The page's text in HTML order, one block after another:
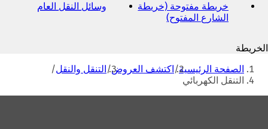
خريطة مفتوحة (خريطة
الشارع المفتوح)(
ف
ع
وسائل النقل العام
ل
الخريطة
أنت
هنا
الصفحة الرئيسية اكتشف العروض التنقل والنقل
التنقل الكهربائي